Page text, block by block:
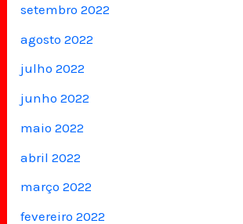
setembro 2022
agosto 2022
julho 2022
junho 2022
maio 2022
abril 2022
março 2022
fevereiro 2022